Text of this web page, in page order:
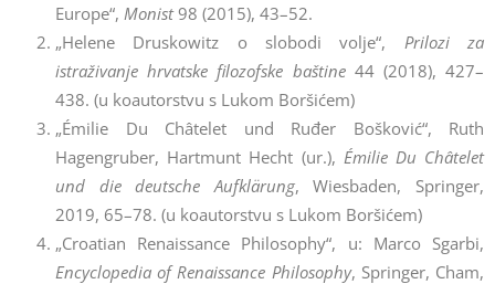
Europe“, Monist98 (2015), 43–52.
„Helene Druskowitz o slobodi volje“, Prilozi za
istraživanje hrvatske filozofske baštine44 (2018), 427–
438. (u koautorstvu s Lukom Boršićem)
„Émilie Du Châtelet und Ruđer Bošković“, Ruth
Hagengruber, Hartmunt Hecht (ur.), Émilie Du Châtelet
und die deutsche Aufklärung, Wiesbaden, Springer,
2019, 65–78. (u koautorstvu s Lukom Boršićem)
„Croatian Renaissance Philosophy“, u: Marco Sgarbi,
Encyclopedia of Renaissance Philosophy, Springer, Cham,